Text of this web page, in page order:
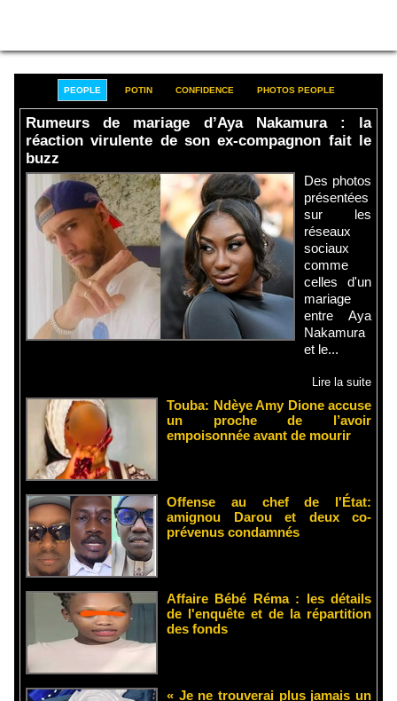
PEOPLE POTIN CONFIDENCE PHOTOS PEOPLE
Rumeurs de mariage d’Aya Nakamura : la
réaction virulente de son ex-compagnon fait le
buzz
Des photos
présentées
sur les
réseaux
sociaux
comme
celles d'un
mariage
entre Aya
Nakamura
et le...
Lire la suite
Touba: Ndèye Amy Dione accuse
un proche de l’avoir
empoisonnée avant de mourir
Offense au chef de l'État:
amignou Darou et deux co-
prévenus condamnés
Affaire Bébé Réma : les détails
de l'enquête et de la répartition
des fonds
« Je ne trouverai plus jamais un